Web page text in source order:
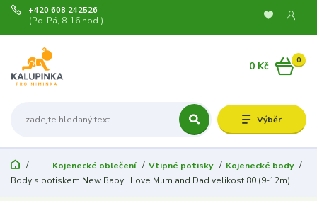
Výběr
+420 608 242526
(Po-Pá, 8-16 hod.)
0
0 Kč
Kojenecké oblečení Vtipné potisky
Kojenecké body
Body s potiskem New Baby I Love Mum and Dad velikost 80 (9-12m)